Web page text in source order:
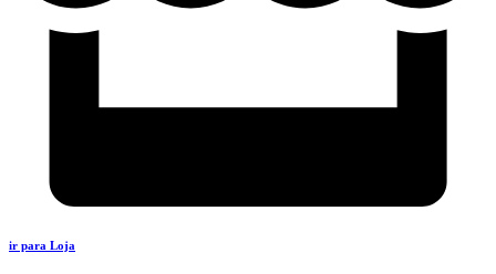
ir para Loja